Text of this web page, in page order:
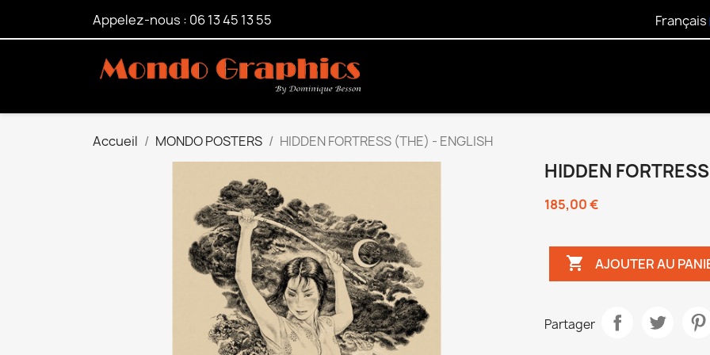
Appelez-nous : 06 13 45 13 55 Français
Accueil MONDO POSTERS HIDDEN FORTRESS (THE) - ENGLISH
HIDDEN
185,00 €
 AJOUTER AU
Partager